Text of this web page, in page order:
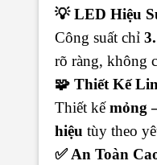
💡 LED Hiệu
Công suất chỉ
rõ ràng, không
🧩 Thiết Kế
Thiết kếmỏng
hiệu tùy theo
✅ An Toàn